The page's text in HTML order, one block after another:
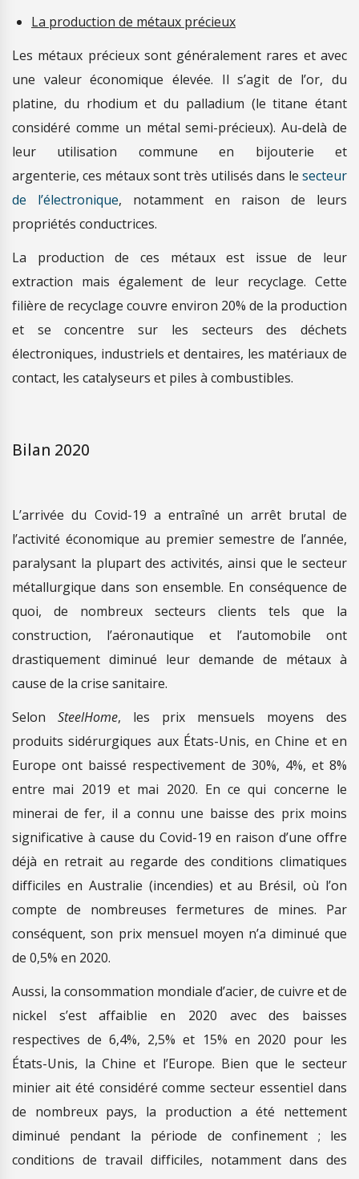
La production de métaux précieux
Les métaux précieux sont généralement rares et avec
une valeur économique élevée. Il s’agit de l’or, du
platine, du rhodium et du palladium (le titane étant
considéré comme un métal semi-précieux). Au-delà de
leur utilisation commune en bijouterie et
argenterie, ces métaux sont très utilisés dans le secteur
de l’électronique, notamment en raison de leurs
propriétés conductrices.
La production de ces métaux est issue de leur
extraction mais également de leur recyclage. Cette
filière de recyclage couvre environ 20% de la production
et se concentre sur les secteurs des déchets
électroniques, industriels et dentaires, les matériaux de
contact, les catalyseurs et piles à combustibles.
Bilan 2020
L’arrivée du Covid-19 a entraîné un arrêt brutal de
l’activité économique au premier semestre de l’année,
paralysant la plupart des activités, ainsi que le secteur
métallurgique dans son ensemble. En conséquence de
quoi, de nombreux secteurs clients tels que la
construction, l’aéronautique et l’automobile ont
drastiquement diminué leur demande de métaux à
cause de la crise sanitaire.
Selon SteelHome, les prix mensuels moyens des
produits sidérurgiques aux États-Unis, en Chine et en
Europe ont baissé respectivement de 30%, 4%, et 8%
entre mai 2019 et mai 2020. En ce qui concerne le
minerai de fer, il a connu une baisse des prix moins
significative à cause du Covid-19 en raison d’une offre
déjà en retrait au regarde des conditions climatiques
difficiles en Australie (incendies) et au Brésil, où l’on
compte de nombreuses fermetures de mines. Par
conséquent, son prix mensuel moyen n’a diminué que
de 0,5% en 2020.
Aussi, la consommation mondiale d’acier, de cuivre et de
nickel s’est affaiblie en 2020 avec des baisses
respectives de 6,4%, 2,5% et 15% en 2020 pour les
États-Unis, la Chine et l’Europe. Bien que le secteur
minier ait été considéré comme secteur essentiel dans
de nombreux pays, la production a été nettement
diminué pendant la période de confinement ; les
conditions de travail difficiles, notamment dans des